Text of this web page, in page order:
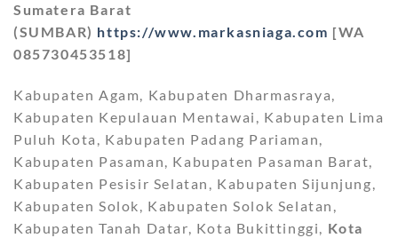
Sumatera Barat
(SUMBAR) https://www.markasniaga.com [WA
085730453518]
Kabupaten Agam, Kabupaten Dharmasraya,
Kabupaten Kepulauan Mentawai, Kabupaten Lima
Puluh Kota, Kabupaten Padang Pariaman,
Kabupaten Pasaman, Kabupaten Pasaman Barat,
Kabupaten Pesisir Selatan, Kabupaten Sijunjung,
Kabupaten Solok, Kabupaten Solok Selatan,
Kabupaten Tanah Datar, Kota Bukittinggi, Kota